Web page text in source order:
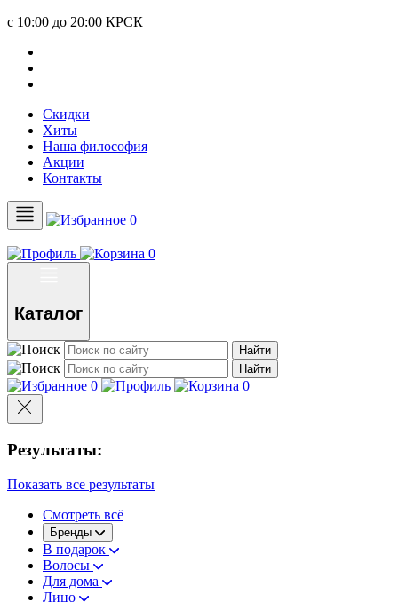
c 10:00 до 20:00 КРСК
Скидки
Хиты
Наша философия
Акции
Контакты
0
0
Каталог
Найти
Найти
0 0
Результаты:
Показать все результаты
Смотреть всё
Бренды
В подарок
Волосы
Для дома
Лицо